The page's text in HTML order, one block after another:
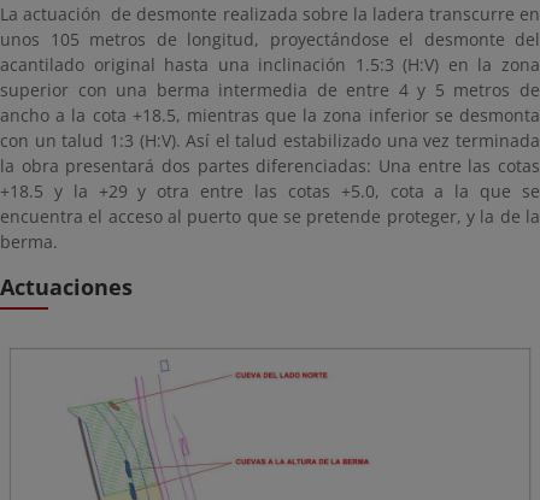
La actuación de desmonte realizada sobre la ladera transcurre en
unos 105 metros de longitud, proyectándose el desmonte del
acantilado original hasta una inclinación 1.5:3 (H:V) en la zona
superior con una berma intermedia de entre 4 y 5 metros de
ancho a la cota +18.5, mientras que la zona inferior se desmonta
con un talud 1:3 (H:V). Así el talud estabilizado una vez terminada
la obra presentará dos partes diferenciadas: Una entre las cotas
+18.5 y la +29 y otra entre las cotas +5.0, cota a la que se
encuentra el acceso al puerto que se pretende proteger, y la de la
berma.
Actuaciones